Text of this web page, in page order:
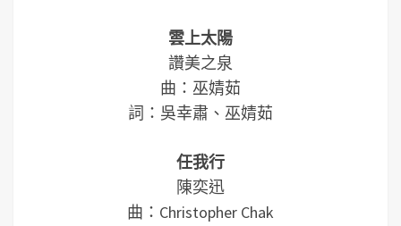
雲上太陽
讚美之泉
曲：巫婧茹
詞：吳幸肅、巫婧茹
任我行
陳奕迅
曲：Christopher Chak